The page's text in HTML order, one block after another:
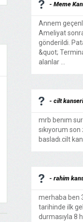
- Meme
Annem
Ameliyat
gönderildi.
&quot;
alanlar ...
- cilt kanseri
mrb benım
sıkıyorum
basladı.cilt
- rahim
merhaba ben
tarihinde ilk
durmasıyla 8